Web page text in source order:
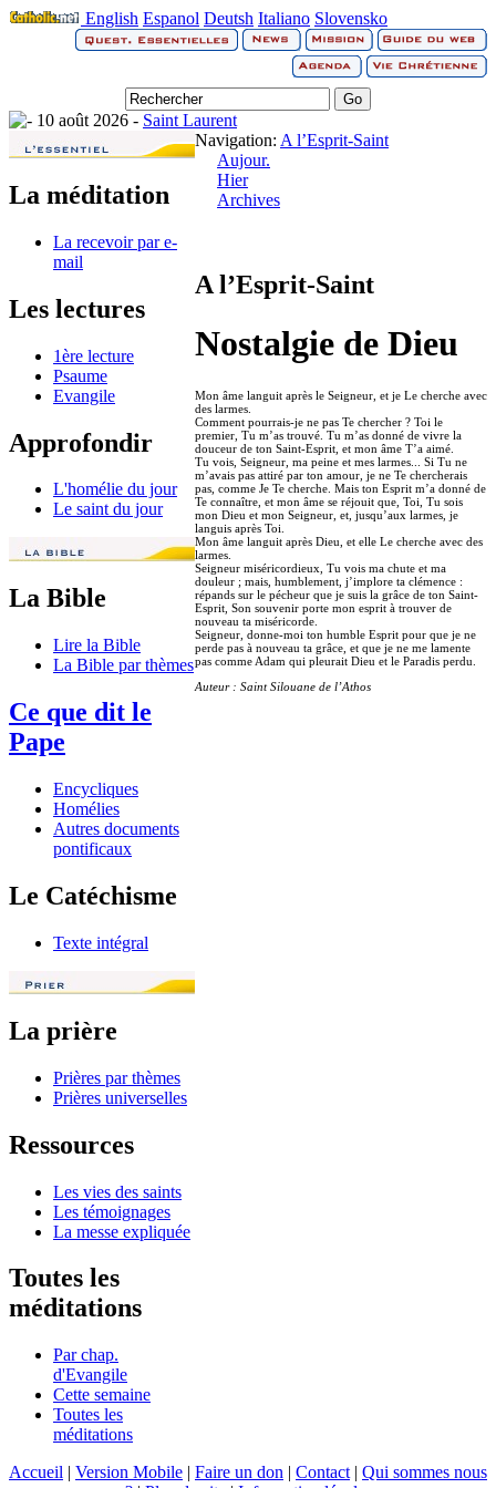
English Espanol Deutsh Italiano Slovensko
10 août 2026 - Saint Laurent
La méditation
La recevoir par e-
mail
Les lectures
1ère lecture
Psaume
Evangile
Approfondir
L'homélie du jour
Le saint du jour
La Bible
Lire la Bible
La Bible par thèmes
Ce que dit le
Pape
Encycliques
Homélies
Autres documents
pontificaux
Le Catéchisme
Texte intégral
La prière
Prières par thèmes
Prières universelles
Ressources
Les vies des saints
Les témoignages
La messe expliquée
Toutes les
méditations
Par chap.
d'Evangile
Cette semaine
Toutes les
méditations
Navigation: A l’Esprit-Saint
Aujour.
Hier
Archives
A l’Esprit-Saint
Nostalgie de Dieu
Mon âme languit après le Seigneur, et je Le cherche avec
des larmes.
Comment pourrais-je ne pas Te chercher ? Toi le
premier, Tu m’as trouvé. Tu m’as donné de vivre la
douceur de ton Saint-Esprit, et mon âme T’a aimé.
Tu vois, Seigneur, ma peine et mes larmes... Si Tu ne
m’avais pas attiré par ton amour, je ne Te chercherais
pas, comme Je Te cherche. Mais ton Esprit m’a donné de
Te connaître, et mon âme se réjouit que, Toi, Tu sois
mon Dieu et mon Seigneur, et, jusqu’aux larmes, je
languis après Toi.
Mon âme languit après Dieu, et elle Le cherche avec des
larmes.
Seigneur miséricordieux, Tu vois ma chute et ma
douleur ; mais, humblement, j’implore ta clémence :
répands sur le pécheur que je suis la grâce de ton Saint-
Esprit, Son souvenir porte mon esprit à trouver de
nouveau ta miséricorde.
Seigneur, donne-moi ton humble Esprit pour que je ne
perde pas à nouveau ta grâce, et que je ne me lamente
pas comme Adam qui pleurait Dieu et le Paradis perdu.
Auteur : Saint Silouane de l’Athos
Accueil | Version Mobile | Faire un don | Contact | Qui sommes nous